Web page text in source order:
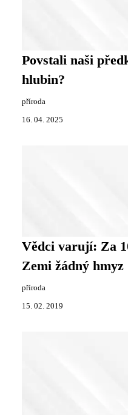
Povstali naši
hlubin?
příroda
16. 04. 2025
Vědci varují: Za
Zemi žádný hmyz
příroda
15. 02. 2019